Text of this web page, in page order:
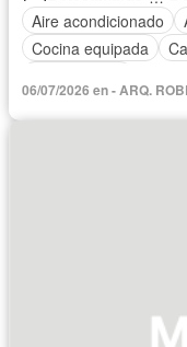
Aire acondicionado
Cocina equipada
06/07/2026 en - ARQ.